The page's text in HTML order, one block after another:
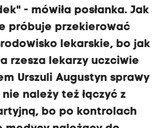
- mówiła posłanka. Jak
próbuje przekierować
lekarskie, bo jak
rzesza lekarzy uczciwie
Urszuli Augustyn sprawy
należy też łączyć z
bo po kontrolach